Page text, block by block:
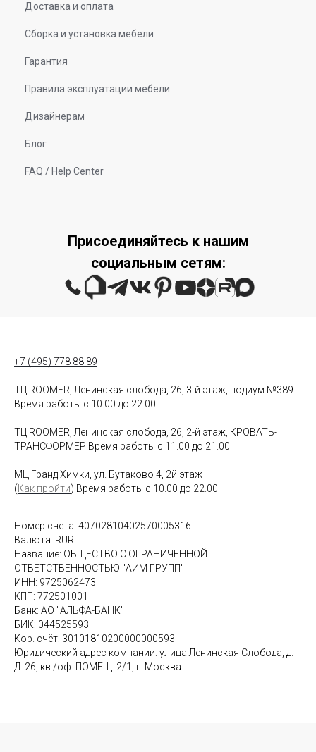
Доставка и оплата
Сборка и установка мебели
Гарантия
Правила эксплуатации мебели
Дизайнерам
Блог
FAQ / Help Center
Присоединяйтесь к нашим
социальным сетям:
+7 (495) 778 88 89
ТЦ ROOMER, Ленинская слобода, 26, 3-й этаж, подиум №389
Время работы с 10.00 до 22.00
ТЦ ROOMER, Ленинская слобода, 26, 2-й этаж, КРОВАТЬ-
ТРАНСФОРМЕР Время работы с 11.00 до 21.00
МЦ Гранд Химки, ул. Бутаково 4, 2й этаж
(Как пройти) Время работы с 10.00 до 22.00
Номер счёта: 40702810402570005316
Валюта: RUR
Название: ОБЩЕСТВО С ОГРАНИЧЕННОЙ
ОТВЕТСТВЕННОСТЬЮ "АИМ ГРУПП"
ИНН: 9725062473
КПП: 772501001
Банк: АО "АЛЬФА-БАНК"
БИК: 044525593
Кор. счёт: 30101810200000000593
Юридический адрес компании: улица Ленинская Слобода, д.
Д. 26, кв./оф. ПОМЕЩ. 2/1, г. Москва